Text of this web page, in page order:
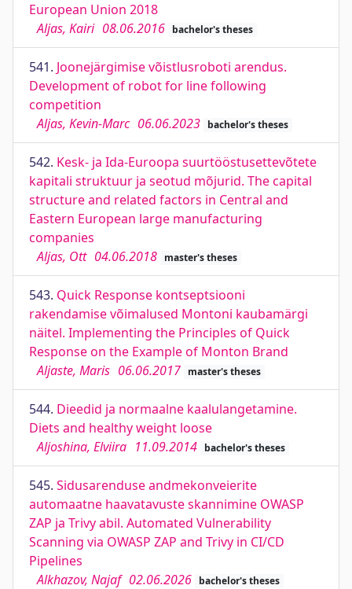
European Union 2018
Aljas, Kairi 08.06.2016 bachelor's theses
541. Joonejärgimise võistlusroboti arendus.
Development of robot for line following
competition
Aljas, Kevin-Marc 06.06.2023 bachelor's theses
542. Kesk- ja Ida-Euroopa suurtööstusettevõtete
kapitali struktuur ja seotud mõjurid. The capital
structure and related factors in Central and
Eastern European large manufacturing
companies
Aljas, Ott 04.06.2018 master's theses
543. Quick Response kontseptsiooni
rakendamise võimalused Montoni kaubamärgi
näitel. Implementing the Principles of Quick
Response on the Example of Monton Brand
Aljaste, Maris 06.06.2017 master's theses
544. Dieedid ja normaalne kaalulangetamine.
Diets and healthy weight loose
Aljoshina, Elviira 11.09.2014 bachelor's theses
545. Sidusarenduse andmekonveierite
automaatne haavatavuste skannimine OWASP
ZAP ja Trivy abil. Automated Vulnerability
Scanning via OWASP ZAP and Trivy in CI/CD
Pipelines
Alkhazov, Najaf 02.06.2026 bachelor's theses